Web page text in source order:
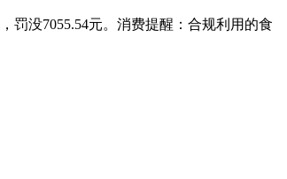
没7055.54元。消费提醒：合规利用的食